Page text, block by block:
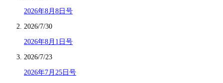
2026年8月8日号
2026/7/30
2026年8月1日号
2026/7/23
2026年7月25日号